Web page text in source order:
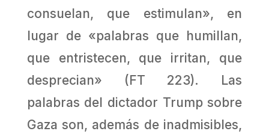
consuelan, que estimulan», en
lugar de «palabras que humillan,
que entristecen, que irritan, que
desprecian» (FT 223). Las
palabras del dictador Trump sobre
Gaza son, además de inadmisibles,